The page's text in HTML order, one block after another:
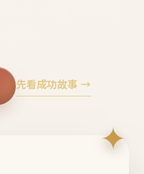
先看成功故事 →
✦